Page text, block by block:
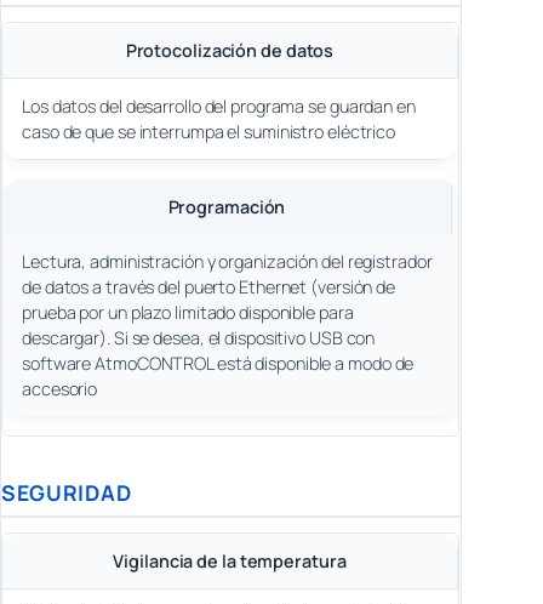
Protocolización de datos
Los datos del desarrollo del programa se guardan en
caso de que se interrumpa el suministro eléctrico
Programación
Lectura, administración y organización del registrador
de datos a través del puerto Ethernet (versión de
prueba por un plazo limitado disponible para
descargar). Si se desea, el dispositivo USB con
software AtmoCONTROL está disponible a modo de
accesorio
SEGURIDAD
Vigilancia de la temperatura